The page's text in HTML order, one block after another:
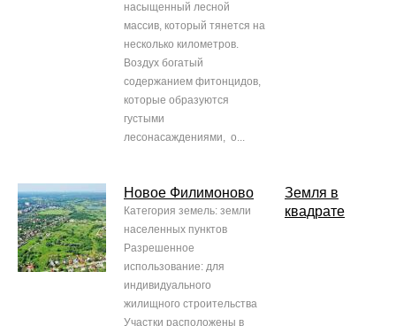
насыщенный лесной
массив, который тянется на
несколько километров.
Воздух богатый
содержанием фитонцидов,
которые образуются
густыми
лесонасаждениями, о...
Новое Филимоново
Категория земель: земли
населенных пунктов
Разрешенное
использование: для
индивидуального
жилищного строительства
Участки расположены в
Земля в
квадрате